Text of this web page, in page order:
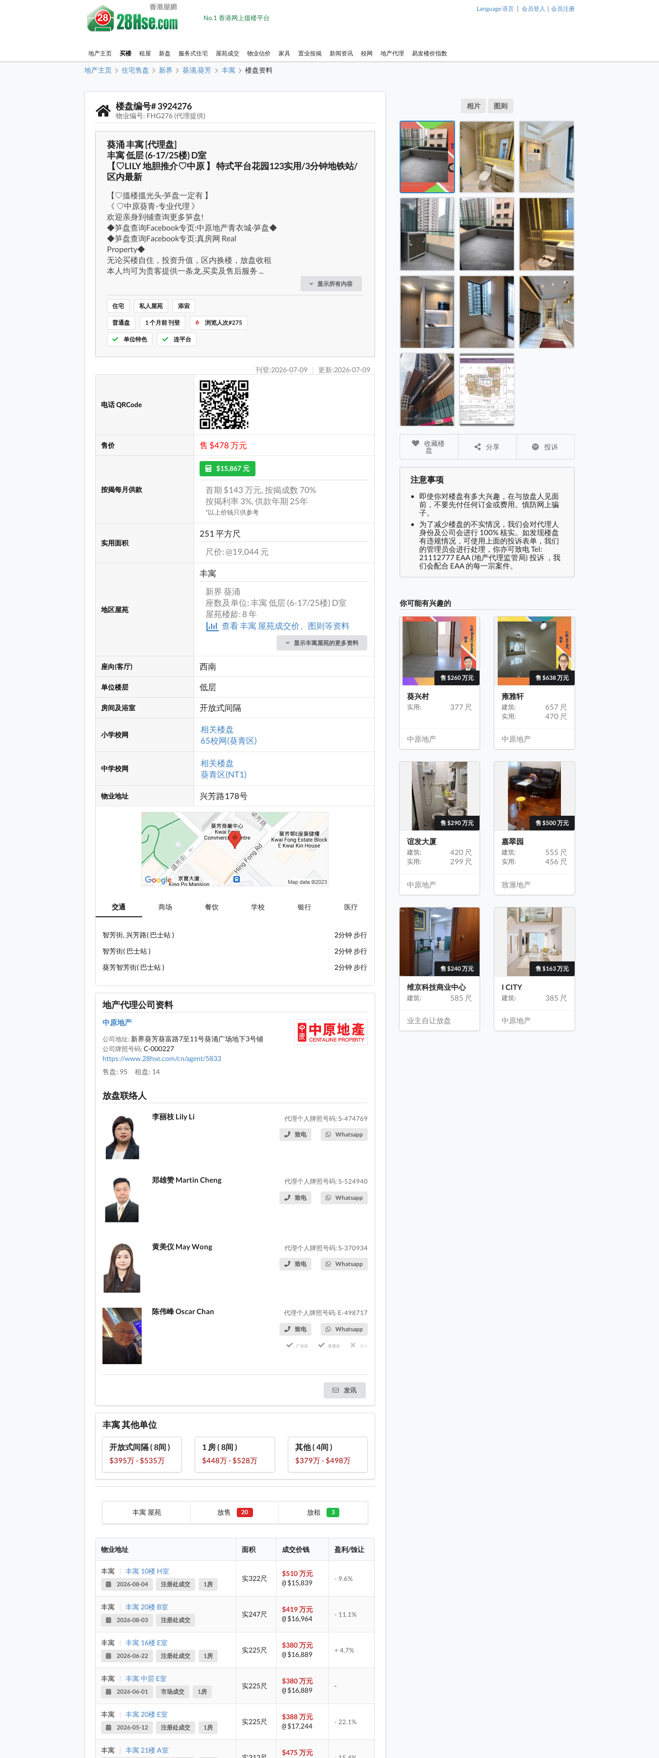
No.1 香港网上搵楼平台
Language 语言 | 会员登入 | 会员注册
地产主页 买楼 租屋 新盘 服务式住宅 屋苑成交 物业估价 家具 置业按揭 新闻资讯 校网 地产代理 易发楼价指数
地产主页 住宅售盘 新界 葵涌,葵芳 丰寓 楼盘资料
楼盘编号# 3924276
物业编号: FHG276 (代理提供)
葵涌 丰寓 [代理盘]
丰寓 低层 (6-17/25楼) D室
【♡LILY 地胆推介♡中原 】 特式平台花园123实用/3分钟地铁站/
区内最新
【♡搵楼搵光头·笋盘一定有 】
《 ♡中原葵青-专业代理 》
欢迎亲身到铺查询更多笋盘!
◆笋盘查询Facebook专页:中原地产青衣城·笋盘◆
◆笋盘查询Facebook专页:真房网 Real
Property◆
无论买楼自住，投资升值，区内换楼，放盘收租
本人均可为贵客提供一条龙,买卖及售后服务 ...
显示所有内容
住宅 私人屋苑 添宙
普通盘 1 个月前 刊登 浏览人次#275
单位特色 连平台
刊登:2026-07-09 | 更新:2026-07-09
电话 QRCode
售价 售 $478 万元
按揭每月供款
$15,867 元
首期 $143 万元, 按揭成数 70%
按揭利率 3%, 供款年期 25年
*以上价钱只供参考
实用面积
251 平方尺
尺价: @19,044 元
地区屋苑
丰寓
新界 葵涌
座数及单位: 丰寓 低层 (6-17/25楼) D室
屋苑楼龄: 8 年
查看 丰寓 屋苑成交价、图则等资料
显示丰寓屋苑的更多资料
座向(客厅) 西南
单位楼层 低层
房间及浴室 开放式间隔
小学校网
相关楼盘
65校网(葵青区)
中学校网
相关楼盘
葵青区(NT1)
物业地址 兴芳路178号
交通 商场 餐饮 学校 银行 医疗
智芳街, 兴芳路( 巴士站 )
2分钟 步行
智芳街( 巴士站 )
2分钟 步行
葵芳智芳街( 巴士站 )
2分钟 步行
地产代理公司资料
中原地产
公司地址: 新界葵芳葵富路7至11号葵涌广场地下3号铺
公司牌照号码:C-000227
https://www.28hse.com/cn/agent/5833
售盘: 95
租盘: 14
放盘联络人
李丽枝 Lily Li 代理个人牌照号码: S-474769
致电 Whatsapp
郑雄赞 Martin Cheng 代理个人牌照号码: S-524940
致电 Whatsapp
黄美仪 May Wong 代理个人牌照号码: S-370934
致电 Whatsapp
陈伟峰 Oscar Chan 代理个人牌照号码: E-498717
致电 Whatsapp
广东话 普通话 英文
发讯
丰寓 其他单位
开放式间隔 ( 8间 )
$395万 - $535万
1 房 ( 8间 )
$448万 - $528万
其他 ( 4间 )
$379万 - $498万
丰寓 屋苑 放售 20 放租 3
物业地址 面积 成交价钱 盈利/蚀让
丰寓 | 丰寓 10楼 H室
2026-08-04 注册处成交 1房
实322尺
$510 万元
@ $15,839 - 9.6%
丰寓 | 丰寓 20楼 B室
2026-08-03 注册处成交
实247尺
$419 万元
@ $16,964 - 11.1%
丰寓 | 丰寓 16楼 E室
2026-06-22 注册处成交 1房
实225尺
$380 万元
@ $16,889 + 4.7%
丰寓 | 丰寓 中层 E室
2026-06-01 市场成交 1房
实225尺
$380 万元
@ $16,889
-
丰寓 | 丰寓 20楼 E室
2026-05-12 注册处成交 1房
实225尺
$388 万元
@ $17,244 - 22.1%
丰寓 | 丰寓 21楼 A室
$475 万元
丰寓 售盘 开放式间隔 251 平方尺
丰寓 售盘 开放式间隔 251 平方尺
丰寓 售盘 开放式间隔 251 平方尺
丰寓 售盘 开放式间隔 251 平方尺
丰寓 售盘 开放式间隔 251 平方尺
丰寓 售盘 开放式间隔 251 平方尺
丰寓 售盘 开放式间隔 251 平方尺
丰寓 售盘 开放式间隔 251 平方尺
丰寓 售盘 开放式间隔 251 平方尺
丰寓 售盘 开放式间隔 251 平方尺
丰寓 楼层平面图(由 28Hse 提供)
丰寓 售盘 开放式间隔 251 平方
尺
相片 图则
盘
分享 投诉
注意事项
即使你对楼盘有多大兴趣，在与放盘人见面
前，不要先付任何订金或费用。慎防网上骗
子。
为了减少楼盘的不实情况，我们会对代理人
身份及公司会进行 100% 核实。如发现楼盘
有违规情况，可使用上面的投诉表单，我们
的管理员会进行处理，你亦可致电 Tel:
21112777 EAA (地产代理监管局) 投诉 ，我
们会配合 EAA 的每一宗案件。
你可能有兴趣的
售 $260 万元
葵兴村
实用: 377 尺
中原地产
售 $638 万元
雍雅轩
建筑: 657 尺
实用: 470 尺
中原地产
售 $290 万元
谊发大厦
建筑: 420 尺
实用: 299 尺
中原地产
售 $500 万元
嘉翠园
建筑: 555 尺
实用: 456 尺
致滙地产
售 $240 万元
维京科技商业中心
建筑: 585 尺
业主自让放盘
售 $163 万元
I CITY
建筑: 385 尺
中原地产